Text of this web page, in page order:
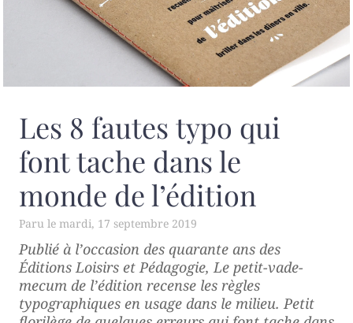
Les 8 fautes typo qui
font tache dans le
monde de l’édition
mardi, 17 septembre 2019
Publié à l’occasion des quarante ans des
Éditions Loisirs et Pédagogie, Le petit-vade-
mecum de l’édition recense les règles
typographiques en usage dans le milieu. Petit